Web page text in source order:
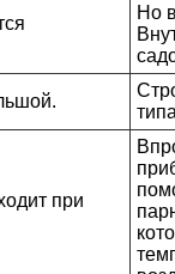
Но
при